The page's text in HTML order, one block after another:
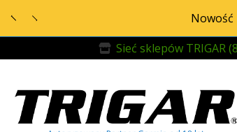
Nowość
Sieć sklepów TRIGAR